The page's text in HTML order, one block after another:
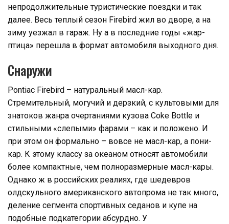
непродолжительные туристические поездки и так
далее. Весь теплый сезон Firebird жил во дворе, а на
зиму уезжал в гараж. Ну а в последние годы «жар-
птица» перешла в формат автомобиля выходного дня.
Снаружи
Pontiac Firebird – натуральный масл-кар.
Стремительный, могучий и дерзкий, с культовыми для
знатоков жанра очертаниями кузова Coke Bottle и
стильными «слепыми» фарами – как и положено. И
при этом он формально – вовсе не масл-кар, а пони-
кар. К этому классу за океаном относят автомобили
более компактные, чем полноразмерные масл-кары.
Однако ж в российских реалиях, где шедевров
олдскульного американского автопрома не так много,
деление сегмента спортивных седанов и купе на
подобные подкатегории абсурдно. У